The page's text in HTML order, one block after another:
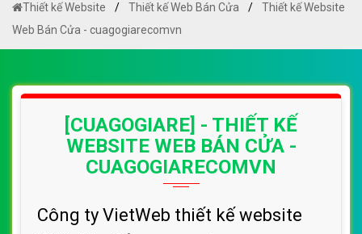
Thiết kế Website Thiết kế Web Bán Cửa
Thiết kế Website
Web Bán Cửa - cuagogiarecomvn
[CUAGOGIARE] - THIẾT KẾ
WEBSITE WEB BÁN CỬA -
CUAGOGIARECOMVN
Công ty VietWeb thiết kế website